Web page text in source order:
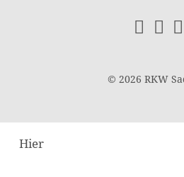
© 2026 RKW
Hier